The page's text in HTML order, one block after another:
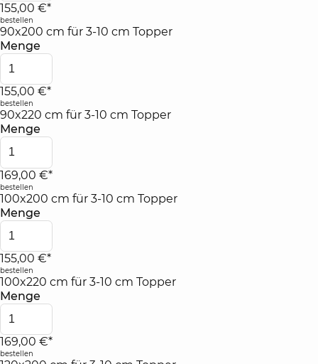
155,00 €*
bestellen
90x200 cm für 3-10 cm Topper
Menge
155,00 €*
bestellen
90x220 cm für 3-10 cm Topper
Menge
169,00 €*
bestellen
100x200 cm für 3-10 cm Topper
Menge
155,00 €*
bestellen
100x220 cm für 3-10 cm Topper
Menge
169,00 €*
bestellen